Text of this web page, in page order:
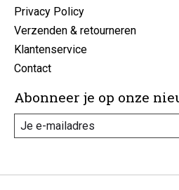
Privacy Policy
Verzenden & retourneren
Klantenservice
Contact
Abonneer je op onze